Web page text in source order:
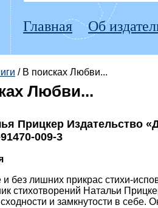
Главная Об
/ В поисках Любви...
Любви...
Прицкер Издательство
009-3
без лишних прикрас стихи-
стихотворений Натальи
и замкнутости в